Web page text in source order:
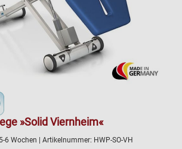
»Solid Viernheim«
6 Wochen | Artikelnummer: HWP-SO-VH